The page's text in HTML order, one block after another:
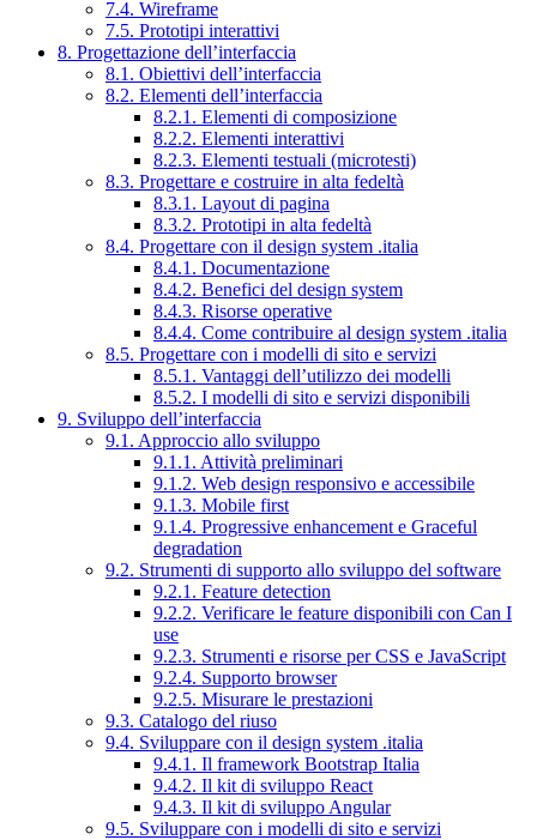
7.4. Wireframe
7.5. Prototipi interattivi
8. Progettazione dell’interfaccia
8.1. Obiettivi dell’interfaccia
8.2. Elementi dell’interfaccia
8.2.1. Elementi di composizione
8.2.2. Elementi interattivi
8.2.3. Elementi testuali (microtesti)
8.3. Progettare e costruire in alta fedeltà
8.3.1. Layout di pagina
8.3.2. Prototipi in alta fedeltà
8.4. Progettare con il design system .italia
8.4.1. Documentazione
8.4.2. Benefici del design system
8.4.3. Risorse operative
8.4.4. Come contribuire al design system .italia
8.5. Progettare con i modelli di sito e servizi
8.5.1. Vantaggi dell’utilizzo dei modelli
8.5.2. I modelli di sito e servizi disponibili
9. Sviluppo dell’interfaccia
9.1. Approccio allo sviluppo
9.1.1. Attività preliminari
9.1.2. Web design responsivo e accessibile
9.1.3. Mobile first
9.1.4. Progressive enhancement e Graceful
degradation
9.2. Strumenti di supporto allo sviluppo del software
9.2.1. Feature detection
9.2.2. Verificare le feature disponibili con Can I
use
9.2.3. Strumenti e risorse per CSS e JavaScript
9.2.4. Supporto browser
9.2.5. Misurare le prestazioni
9.3. Catalogo del riuso
9.4. Sviluppare con il design system .italia
9.4.1. Il framework Bootstrap Italia
9.4.2. Il kit di sviluppo React
9.4.3. Il kit di sviluppo Angular
9.5. Sviluppare con i modelli di sito e servizi